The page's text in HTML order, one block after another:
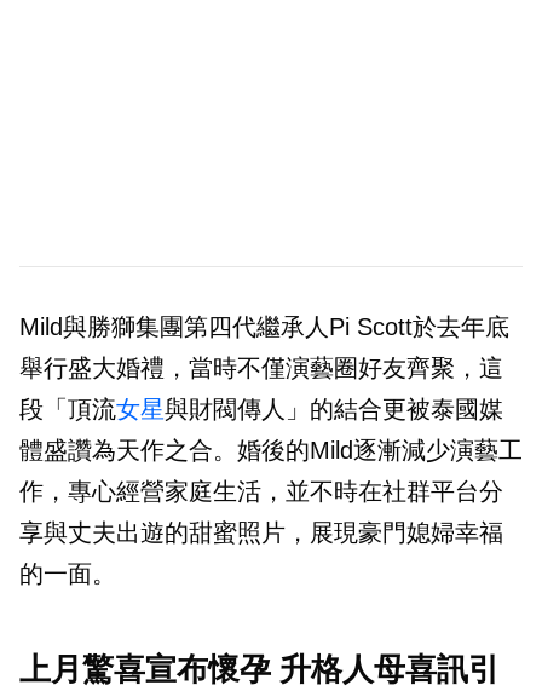
Mild與勝獅集團第四代繼承人Pi Scott於去年底
舉行盛大婚禮，當時不僅演藝圈好友齊聚，這
段「頂流女星與財閥傳人」的結合更被泰國媒
體盛讚為天作之合。婚後的Mild逐漸減少演藝工
作，專心經營家庭生活，並不時在社群平台分
享與丈夫出遊的甜蜜照片，展現豪門媳婦幸福
的一面。
上月驚喜宣布懷孕 升格人母喜訊引